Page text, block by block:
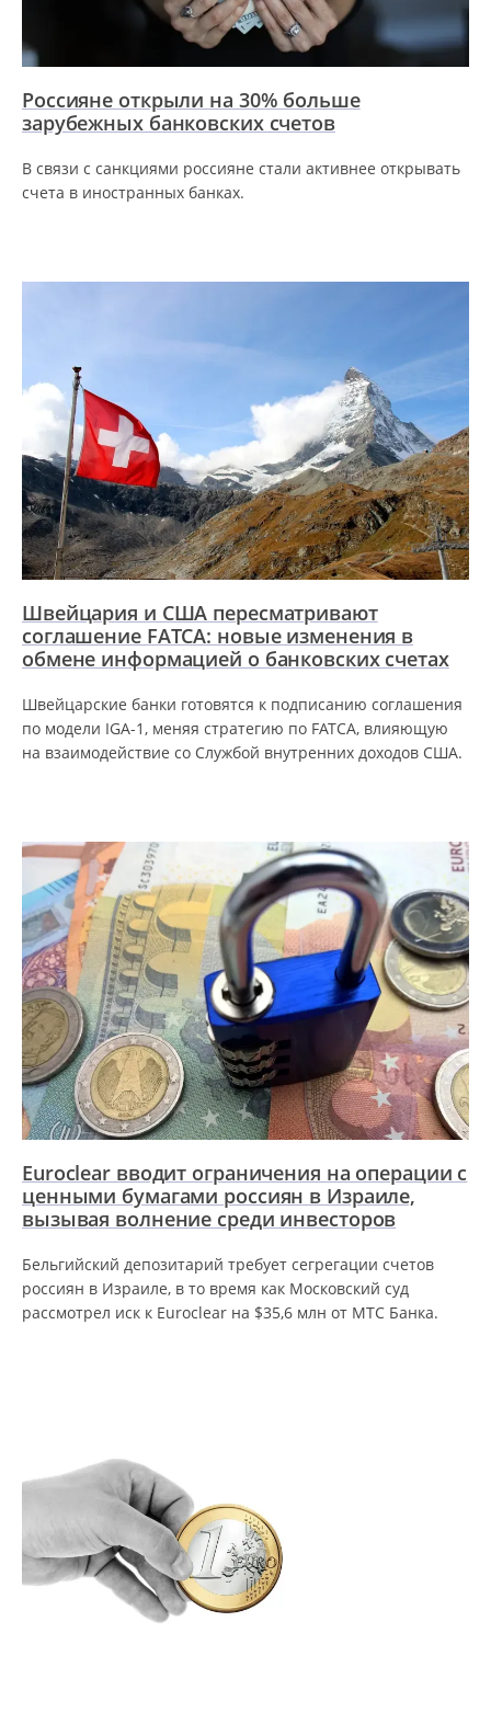
Россияне открыли на 30% больше
зарубежных банковских счетов
В связи с санкциями россияне стали активнее открывать
счета в иностранных банках.
Швейцария и США пересматривают
соглашение FATCA: новые изменения в
обмене информацией о банковских счетах
Швейцарские банки готовятся к подписанию соглашения
по модели IGA-1, меняя стратегию по FATCA, влияющую
на взаимодействие со Службой внутренних доходов США.
Euroclear вводит ограничения на операции с
ценными бумагами россиян в Израиле,
вызывая волнение среди инвесторов
Бельгийский депозитарий требует сегрегации счетов
россиян в Израиле, в то время как Московский суд
рассмотрел иск к Euroclear на $35,6 млн от МТС Банка.